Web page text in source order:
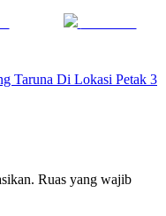
Taruna Di Lokasi Petak 3
Ruas yang wajib